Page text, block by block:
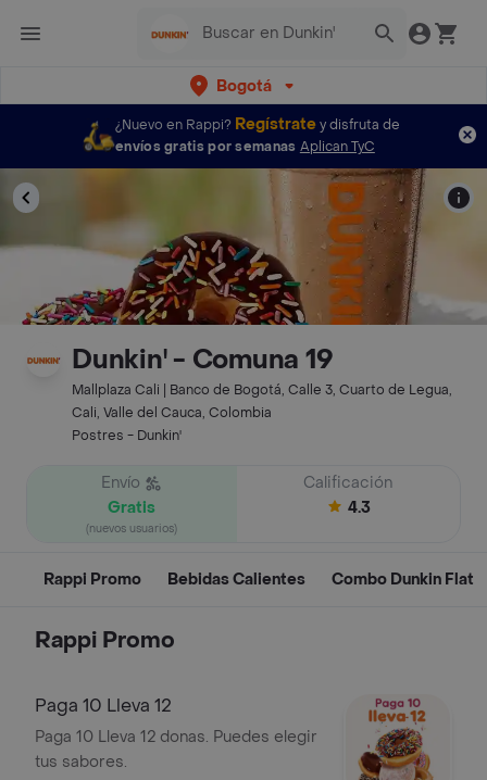
Bogotá
¿Nuevo en Rappi? Regístratey disfruta de
envíos gratis por semanas Aplican TyC
Dunkin' - Comuna 19
Mallplaza Cali | Banco de Bogotá, Calle 3, Cuarto de Legua,
Cali, Valle del Cauca, Colombia
Postres - Dunkin'
Envío
Gratis
(nuevos usuarios)
Calificación
4.3
Rappi Promo Bebidas Calientes Combo Dunkin Flat
Rappi Promo
Paga 10 Lleva 12
Paga 10 Lleva 12 donas. Puedes elegir
tus sabores.